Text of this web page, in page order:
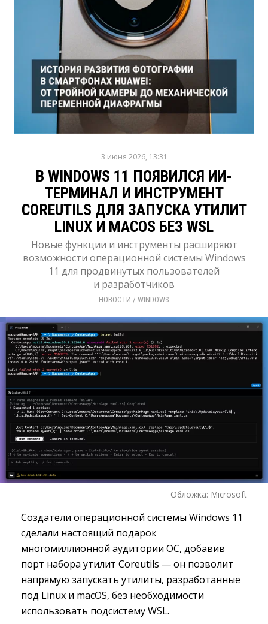
3 июня 2026, 13:31
В WINDOWS 11 ПОЯВИЛСЯ ИИ-
ТЕРМИНАЛ И ИНСТРУМЕНТ
COREUTILS ДЛЯ ЗАПУСКА УТИЛИТ
LINUX И MACOS БЕЗ WSL
Новые функции и инструменты расширяют
возможности операционной системы Windows
11 для продвинутых пользователей
и разработчиков
НОВОСТИ / WINDOWS
Обложка: Microsoft
Создатели операционной системы Windows 11
сделали настоящий подарок
многомиллионной аудитории ОС, добавив
порт набора утилит Coreutils — он позволит
напрямую запускать утилиты, разработанные
под Linux и macOS, без необходимости
использовать подсистему WSL.